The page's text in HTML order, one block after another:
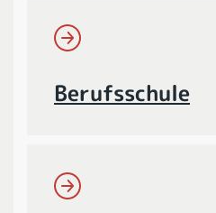
Berufsschule